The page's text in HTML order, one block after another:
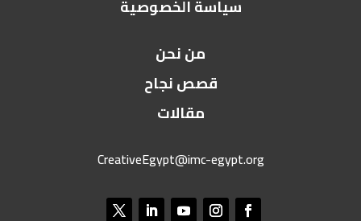
سياسة الخصوصية
من نحن
قصص نجاح
مقالات
CreativeEgypt@imc-egypt.org